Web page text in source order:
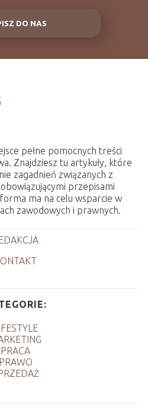
DO NAS
pełne pomocnych treści
Znajdziesz tu artykuły, które
zagadnień związanych z
przepisami
ma na celu wsparcie w
zawodowych i prawnych.
PRACA
PRAWO